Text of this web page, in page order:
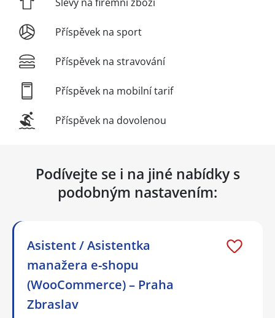
Příspěvek na sport
Příspěvek na stravování
Příspěvek na mobilní tarif
Příspěvek na dovolenou
Podívejte se i na jiné nabídky s
podobným nastavením:
Asistent / Asistentka
manažera e-shopu
(WooCommerce) – Praha
Zbraslav